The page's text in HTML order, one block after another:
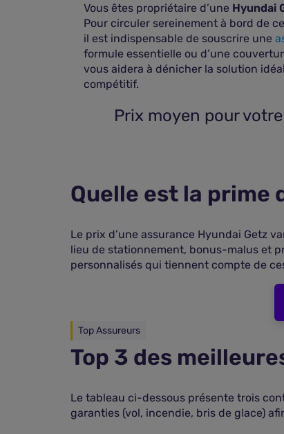
Vous êtes propriétaire d’une Hyundai
Pour circuler sereinement à bord de
il est indispensable de souscrire une
formule essentielle ou d’une
vous aidera à dénicher la solution
compétitif.
Prix moyen pour votre
Quelle est la prime
Le prix d’une assurance Hyundai Getz
lieu de stationnement, bonus-malus et
personnalisés qui tiennent compte de
Top Assureurs
Top 3 des
Le tableau ci-dessous présente trois
garanties (vol, incendie, bris de glace)